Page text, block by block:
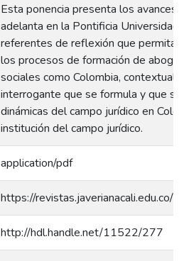
Esta ponencia presenta los
adelanta en la Pontificia
referentes de reflexión que
los procesos de formación de
sociales como Colombia,
interrogante que se formula y que
dinámicas del campo jurídico en
institución del campo jurídico.
application/pdf
https://revistas.javerianacali.edu.co/
http://hdl.handle.net/11522/277